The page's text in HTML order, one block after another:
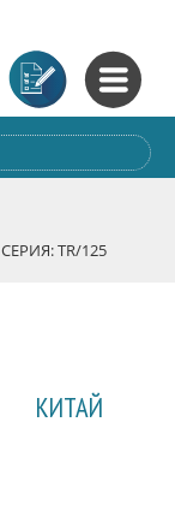
СЕРИЯ: TR/125
КИТАЙ